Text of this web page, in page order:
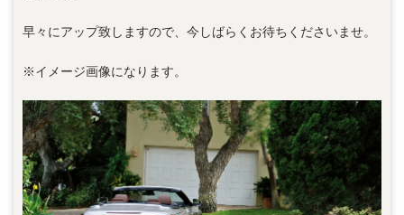
早々にアップ致しますので、今しばらくお待ちくださいませ。
※イメージ画像になります。